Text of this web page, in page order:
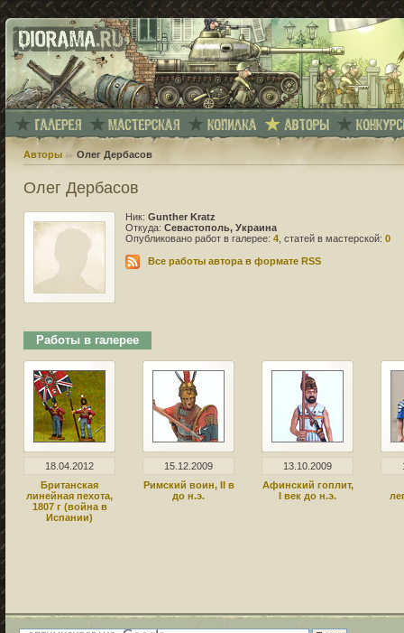
Авторы Олег Дербасов
Олег Дербасов
Ник: Gunther Kratz
Откуда: Севастополь, Украина
Опубликовано работ в галерее: 4, статей в мастерской: 0
Все работы автора в формате RSS
Работы в галерее
18.04.2012
Британская
линейная пехота,
1807 г (война в
Испании)
15.12.2009
Римский воин, II в
до н.э.
13.10.2009
Афинский гоплит,
I век до н.э.